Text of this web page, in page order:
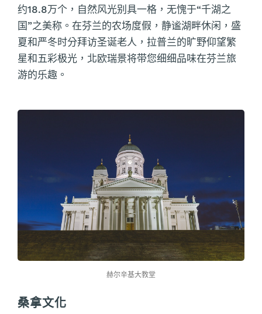
约18.8万个，自然风光别具一格，无愧于“千湖之
国”之美称。在芬兰的农场度假，静谧湖畔休闲，盛
夏和严冬时分拜访圣诞老人，拉普兰的旷野仰望繁
星和五彩极光，北欧瑞景将带您细细品味在芬兰旅
游的乐趣。
赫尔辛基大教堂
桑拿文化